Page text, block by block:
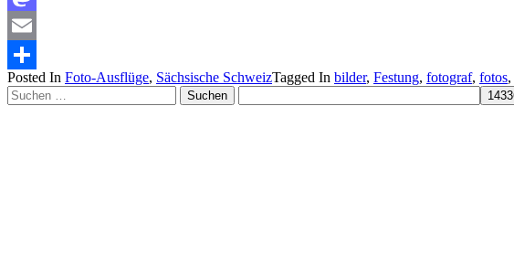
Mastodon
Email
Teilen
Posted In Foto-Ausflüge, Sächsische SchweizTagged In bilder, Festung, fotograf, fotos,
Suchen
nach: